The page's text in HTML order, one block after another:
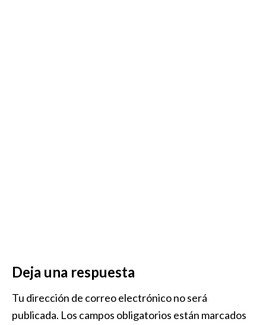
Deja una respuesta
Tu dirección de correo electrónico no será
publicada. Los campos obligatorios están marcados